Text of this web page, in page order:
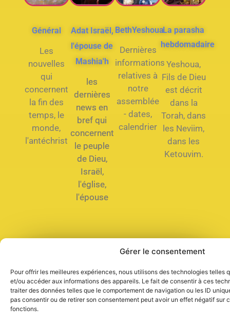
Gérer le consentement
Pour offrir les meilleures expériences, nous utilisons des technologies telles
et/ou accéder aux informations des appareils. Le fait de consentir à ces
traiter des données telles que le comportement de navigation ou les ID
pas consentir ou de retirer son consentement peut avoir un effet négatif sur
fonctions.
Général
Les
nouvelles
qui
concernent
la fin des
temps, le
monde,
l'antéchrist
Adat Israël,
l'épouse de
Mashia'h
les
dernières
news en
bref qui
concernent
le peuple
de Dieu,
Israël,
l'église,
l'épouse
BethYeshoua
Dernières
informations
relatives à
notre
assemblée
- dates,
calendrier
La parasha
hebdomadaire
Yeshoua,
Fils de Dieu
est décrit
dans la
Torah, dans
les Neviim,
dans les
Ketouvim.
sauvé ?